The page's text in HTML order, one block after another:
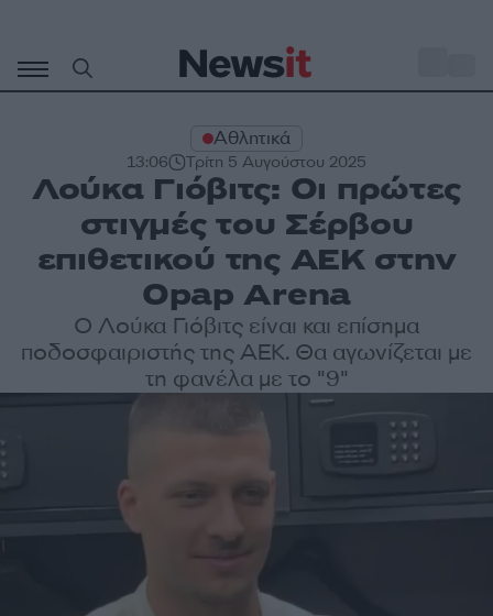
περιεχόμενο
Αθλητικά
13:06 Τρίτη 5 Αυγούστου 2025
Λούκα Γιόβιτς: Οι πρώτες
στιγμές του Σέρβου
επιθετικού της ΑΕΚ στην
Opap Arena
Ο Λούκα Γιόβιτς είναι και επίσημα
ποδοσφαιριστής της ΑΕΚ. Θα αγωνίζεται με
τη φανέλα με το "9"